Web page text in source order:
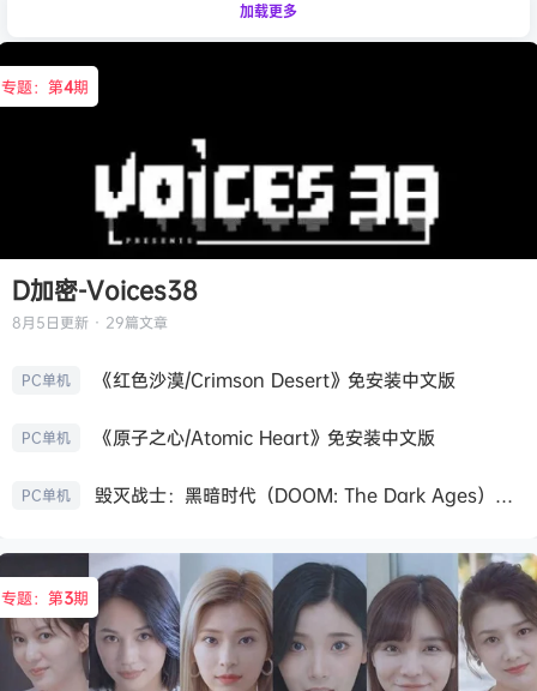
加载更多
专题：第4期
D加密-Voices38
8月5日更新 · 29篇文章
PC单机 《红色沙漠/Crimson Desert》免安装中文版
PC单机 《原子之心/Atomic Heart》免安装中文版
PC单机 毁灭战士：黑暗时代（DOOM: The Dark Ages）免安装中文版
专题：第3期